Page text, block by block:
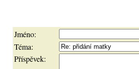
Jméno:
Téma:
Příspěvek: